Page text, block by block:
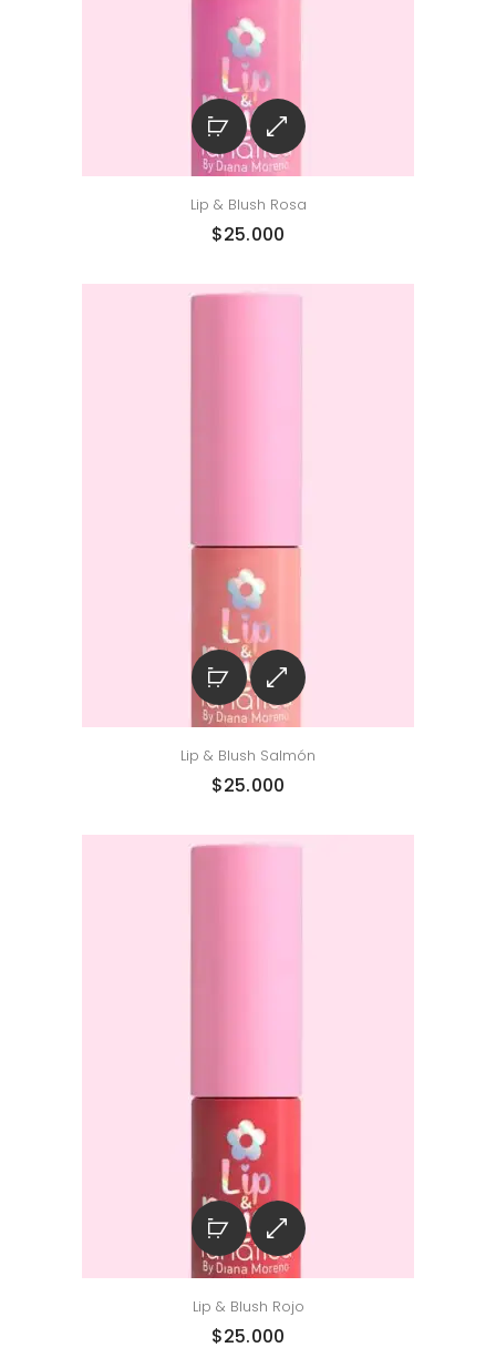
Lip & Blush Rosa
$25.000
Lip & Blush Salmón
$25.000
Lip & Blush Rojo
$25.000